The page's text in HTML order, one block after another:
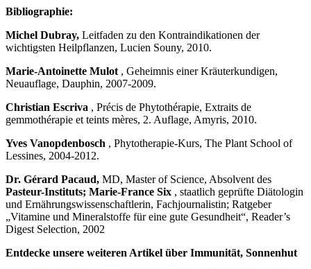
Bibliographie:
Michel Dubray, Leitfaden zu den Kontraindikationen der
wichtigsten Heilpflanzen, Lucien Souny, 2010.
Marie-Antoinette Mulot , Geheimnis einer Kräuterkundigen,
Neuauflage, Dauphin, 2007-2009.
Christian Escriva , Précis de Phytothérapie, Extraits de
gemmothérapie et teints mères, 2. Auflage, Amyris, 2010.
Yves Vanopdenbosch , Phytotherapie-Kurs, The Plant School of
Lessines, 2004-2012.
Dr. Gérard Pacaud, MD, Master of Science, Absolvent des
Pasteur-Instituts; Marie-France Six , staatlich geprüfte Diätologin
und Ernährungswissenschaftlerin, Fachjournalistin; Ratgeber
„Vitamine und Mineralstoffe für eine gute Gesundheit“, Reader’s
Digest Selection, 2002
Entdecke unsere weiteren Artikel über Immunität, Sonnenhut